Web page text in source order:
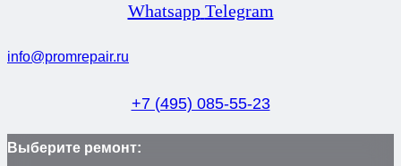
Whatsapp Telegram
info@promrepair.ru
+7 (495) 085-55-23
Выберите ремонт: